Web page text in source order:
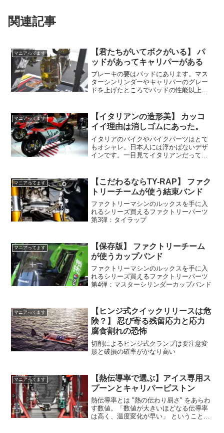
関連記事
マニアってます
【君たちがいてボクがいる】 パ
ッドがあってキャリパーがある
ブレーキの要はパッドにあります。マス
ターシンリンダーやキャリパーのグレー
ドを上げたところでパッドの性能以上の
ろ効果なし、場合によってはデチューン
なんてことも。
マニアってます
【イタリアンの造形美】 カッコ
イイ理由は消しゴムにあった。
イタリアのバイクやバイクパーツはとて
もオシャレ。日本人には浮かばないデザ
インです。一目見てイタリアンだって認
の答えは消しゴムにあった。
マニアってます
【こだわるならTY-RAP】 ファク
トリーチームが使う結束バンド
ファクトリーマシンのルックスを手に入
れるシリーズ買えるファクトリーパーツ
第3弾：タイラップ
マニアってます
【保存版】 ファクトリーチーム
が使うカップバンド
ファクトリーマシンのルックスを手に入
れるシリーズ買えるファクトリーパーツ
第4弾：マスターシリンダーカップバンド
マニアってます
【ヒンジ式クイックリリースは危
険？】 忍び寄る残留応力と応力
腐食割れの恐怖
切削によるヒンジ式クランプは要注意変
形と破損の確率がかなり高い
マニアってます
【熱伝導率で選ぶ】アイス専用ス
プーンとキャリパーピストン
熱伝導率とは "熱の伝わり易さ" をあらわ
す数値。「数値が大きいほどなる伝導率
は高く、温度変化が早い」 ということで